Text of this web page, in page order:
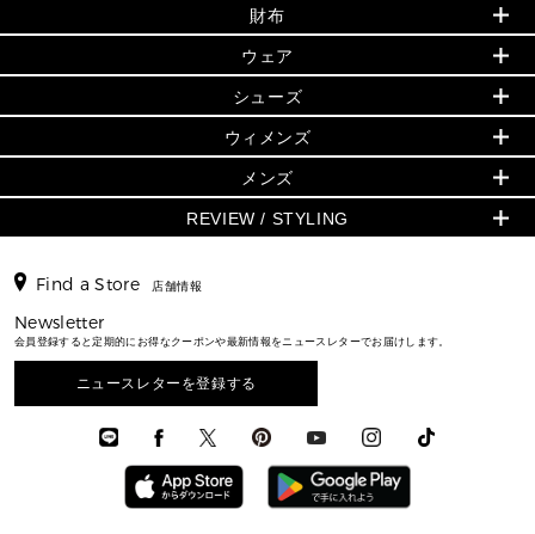
小物
シューズ・靴
ウェア
アクセサリー
時計
▶ メンズ
バッグ
時計
追加アイテム
▶ ウィメンズすべて(ウェア・シューズ除く)
バッグ
財布・小物
ウェア
シューズ
時計・ジュエリー
メンズ バッグ
メンズ 財布・小物
メンズ ウェア
メンズ 時計・その他
▶ すべて
▶ ウィメンズすべて
財布・小物
アクセサリー
フレグランス
シューズ
メンズ財布・小物
メンズアクセサリー
メンズシューズ
メンズウェア
人気の定番アイテム
日本限定 - バッグ
▶ ウィメンズすべて
トートバッグ
ショルダーバッグ
クロスボディ・斜め掛け
3 IN 1 / 2 IN 1 バッグ
▶ メンズすべて
財布
日本限定 - 財布・小物
▶ ウィメンズすべて
GREENWICH
折り財布(二つ折り・三つ折り)
長財布
お財布レビュー ▸
ウェア
▶ ウィメンズすべて
トップス
スカート・パンツ
ジャケット・アウター
シューズ
▶ ウィメンズすべて
サンダル
スニーカー
ウィメンズ
人気の定番アイテム
▶ ウィメンズすべて
▶ バッグすべて
通勤・通学アイテム
▶ 財布すべて
ミニ財布・フラグメントケース
折り財布(二つ折り・三つ折り)
メンズ
▶ メンズすべて
シューズ・靴
ウェア
REVIEW / STYLING
エディターレビュー
Find a Store 店舗情報
Newsletter
会員登録すると定期的にお得なクーポンや最新情報をニュースレターでお届けします。
ニュースレターを登録する